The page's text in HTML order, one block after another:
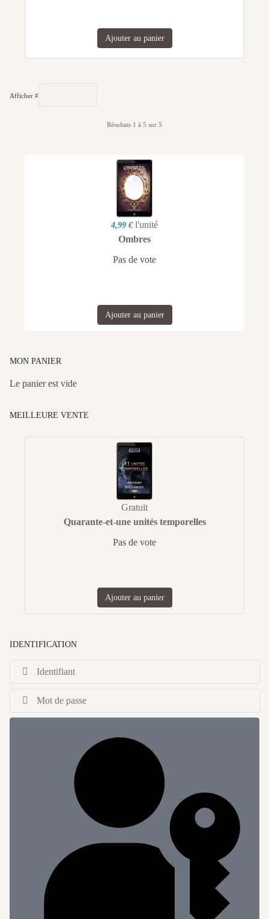
Ajouter au panier
Afficher #
Résultats 1 à 5 sur 5
4,99 € l'unité
Ombres
Pas de vote
Ajouter au panier
MON PANIER
Le panier est vide
MEILLEURE VENTE
Gratuit
Quarante-et-une unités temporelles
Pas de vote
Ajouter au panier
IDENTIFICATION